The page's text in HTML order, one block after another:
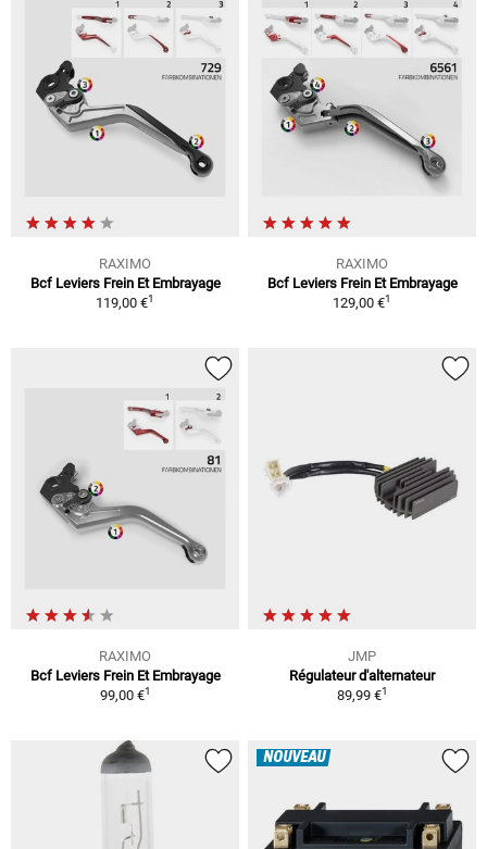
RAXIMO
Bcf Leviers Frein Et Embrayage
119,00 €1
RAXIMO
Bcf Leviers Frein Et Embrayage
129,00 €1
RAXIMO
Bcf Leviers Frein Et Embrayage
99,00 €1
JMP
Régulateur d'alternateur
89,99 €1
NOUVEAU